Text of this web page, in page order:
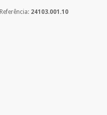
Referência: 24103.001.10